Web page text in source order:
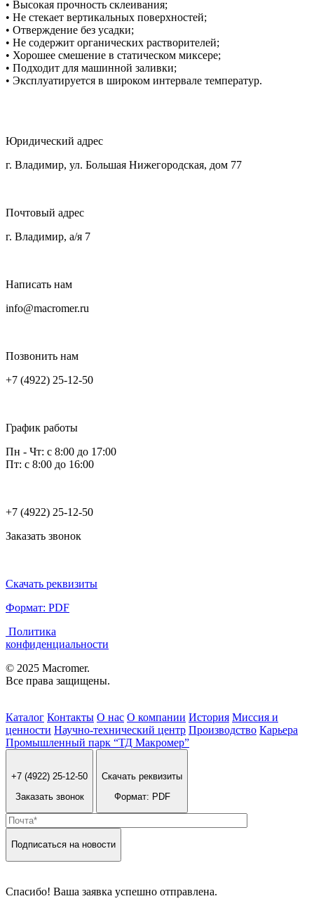
• Высокая прочность склеивания;
• Не стекает вертикальных поверхностей;
• Отверждение без усадки;
• Не содержит органических растворителей;
• Хорошее смешение в статическом миксере;
• Подходит для машинной заливки;
• Эксплуатируется в широком интервале температур.
Юридический адрес
г. Владимир, ул. Большая Нижегородская, дом 77
Почтовый адрес
г. Владимир, а/я 7
Написать нам
info@macromer.ru
Позвонить нам
+7 (4922) 25-12-50
График работы
Пн - Чт: с 8:00 до 17:00
Пт: с 8:00 до 16:00
+7 (4922) 25-12-50
Заказать звонок
Скачать реквизиты
Формат: PDF
Политика
конфиденциальности
© 2025 Macromer.
Все права защищены.
Каталог Контакты О нас О компании История Миссия и
ценности Научно-технический центр Производство Карьера
Промышленный парк “ТД Макромер”
+7 (4922) 25-12-50
Заказать звонок
Скачать реквизиты
Формат: PDF
Подписаться на новости
Спасибо! Ваша заявка успешно отправлена.